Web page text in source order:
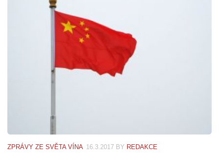
ZPRÁVY ZE SVĚTA VÍNA 16.3.2017 BY REDAKCE